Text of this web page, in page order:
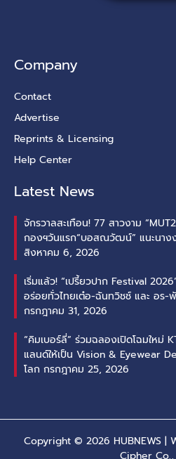
Company
Contact
Advertise
Reprints & Licensing
Help Center
Latest News
จักรวาลสะเทือน! 77 สาวงาม
กองฯวันแรก“บอสณวัฒน์” แนะนาง
สิงหาคม 6, 2026
เริ่มแล้ว! “เปรี้ยวปาก Festival
อร่อยทั่วไทยเต๋อ-ฉันทวิชช์ และ อร-
กรกฎาคม 31, 2026
“คิมเบอร์ลี่” ร่วมฉลองเปิดโฉมใหม่
แลนด์ให้เป็น Vision & Eyewear
โลก กรกฎาคม 25, 2026
Copyright © 2026 HUBNEWS |
Cipher Co.,